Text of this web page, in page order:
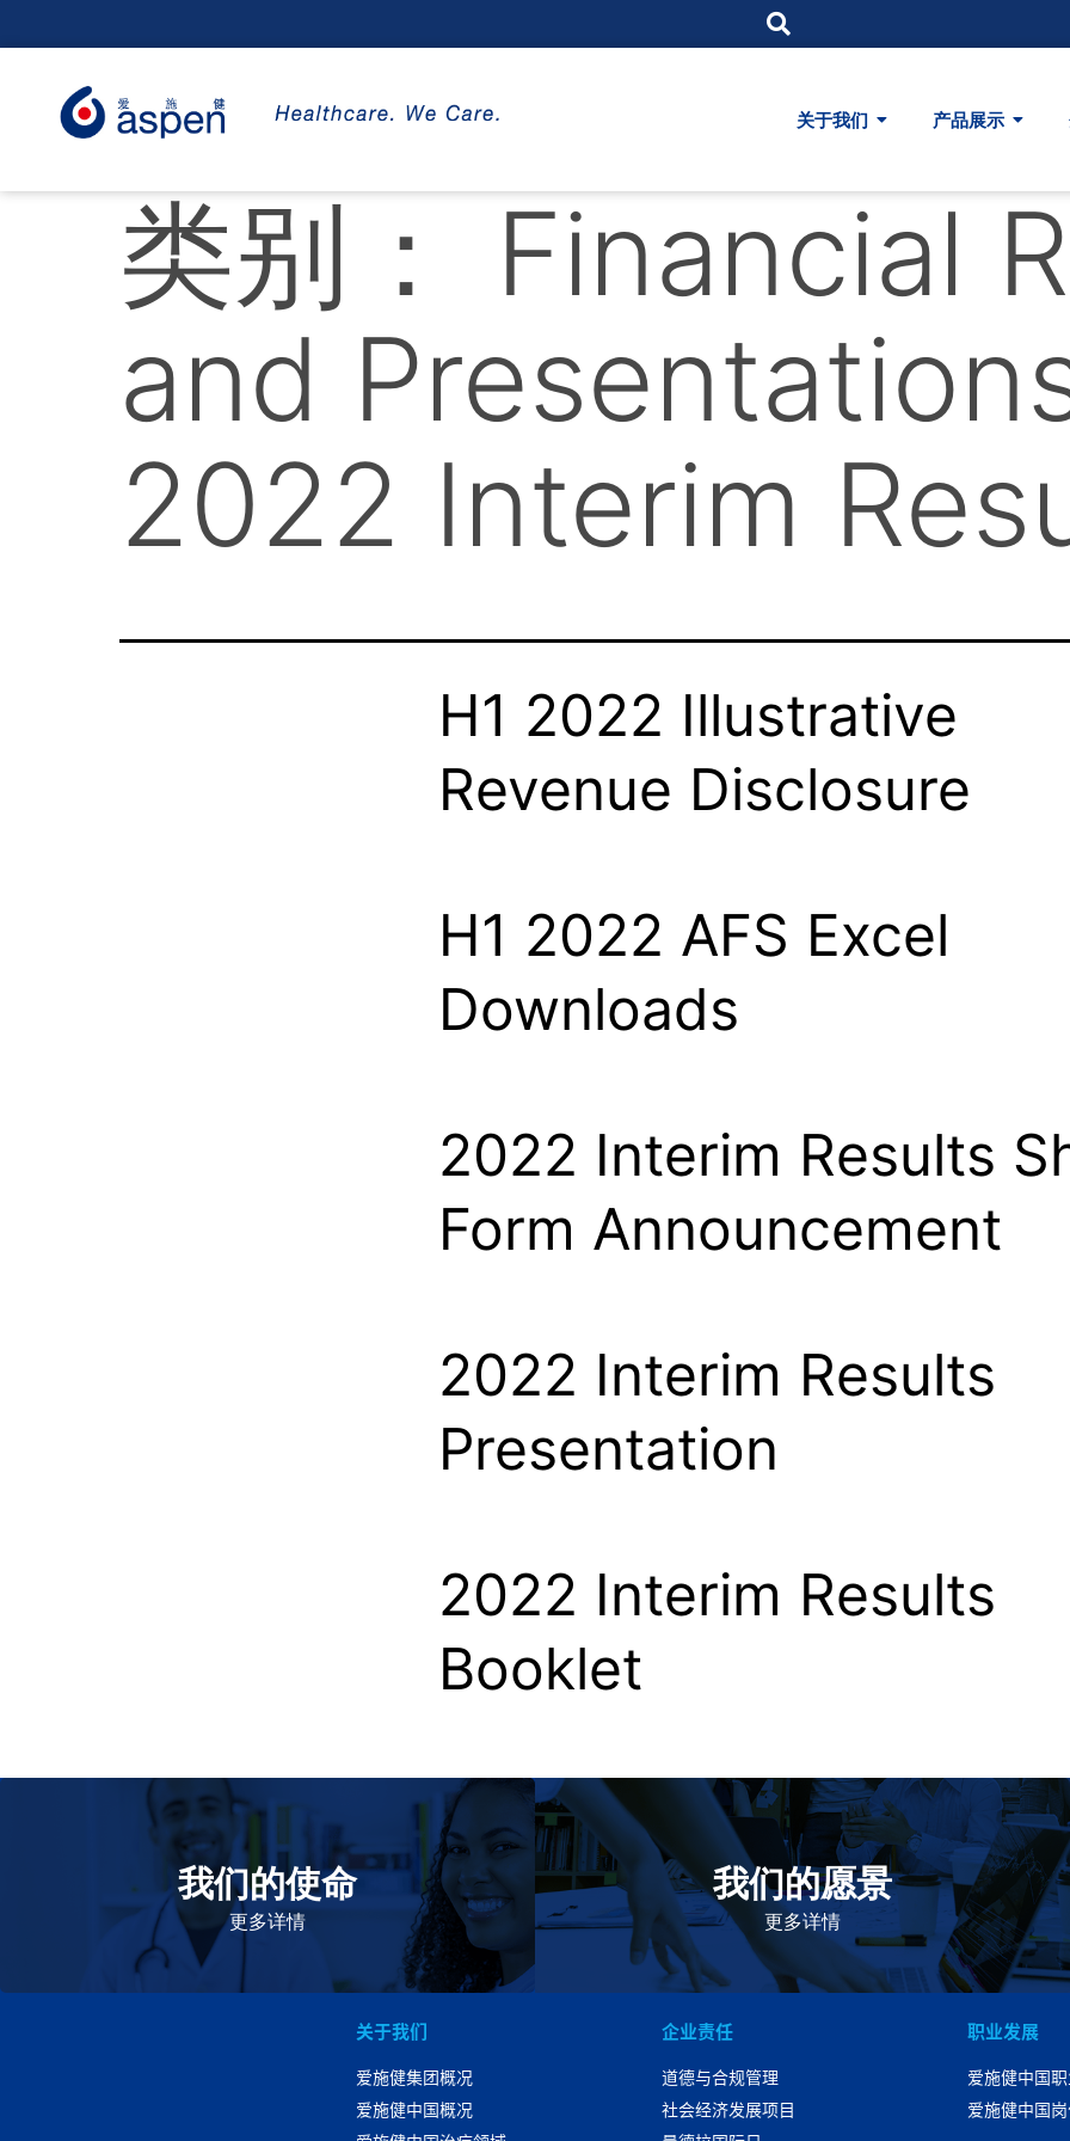
关于我们 产品展示
类别： Financial
and
2022 Interim
H1 2022 Illustrative
Revenue Disclosure
H1 2022 AFS Excel
Downloads
2022 Interim Results
Form Announcement
2022 Interim Results
Presentation
2022 Interim Results
Booklet
我们的使命
更多详情
致力于提高患者的生命健康和质量 我们的愿景
更多详情
作为一个负责任的企业公民，在全球提供优质和患者可
及的药物，传递我们的价值。
关于我们
爱施健集团概况
爱施健中国概况
企业责任
道德与合规管理
社会经济发展项目
职业发展
爱施健中国
爱施健中国